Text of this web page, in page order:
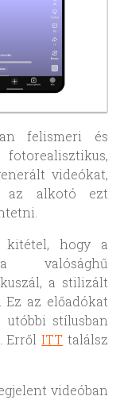
felismeri és
videókat,
az alkotó ezt
hogy a
valósághű
a stilizált
az előadókat
stílusban
ErrőlITT találsz
videóban